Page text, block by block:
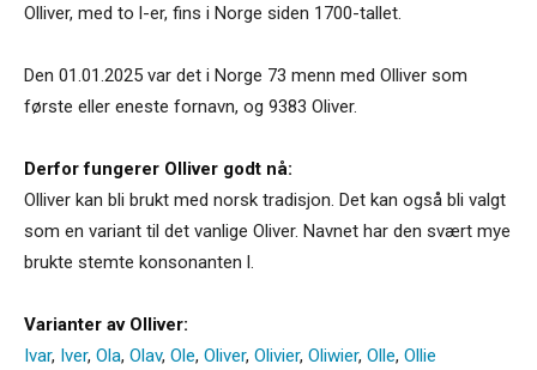
Olliver, med to l-er, fins i Norge siden 1700-tallet.
Den 01.01.2025 var det i Norge 73 menn med Olliver som
første eller eneste fornavn, og 9383 Oliver.
Derfor fungerer Olliver godt nå:
Olliver kan bli brukt med norsk tradisjon. Det kan også bli valgt
som en variant til det vanlige Oliver. Navnet har den svært mye
brukte stemte konsonanten l.
Varianter av Olliver:
Ivar, Iver, Ola, Olav, Ole, Oliver, Olivier, Oliwier, Olle, Ollie